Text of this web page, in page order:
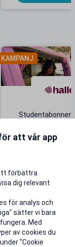
KAMPANJ
+ 20 GB
att vår app
förbättra
dig relevant
för analys och
sätter vi bara
Med
av cookies du
"Cookie